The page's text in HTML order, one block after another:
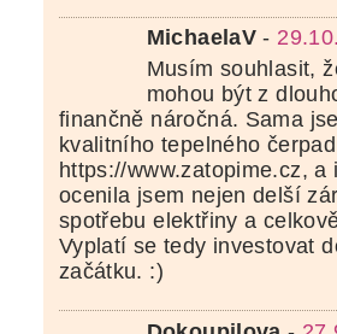
MichaelaV -
Musím souhlasit,
mohou být z
finančně náročná. Sama
kvalitního tepelného
https://www.zatopime.cz,
ocenila jsem nejen delší
spotřebu elektřiny a
Vyplatí se tedy investovat
začátku. :)